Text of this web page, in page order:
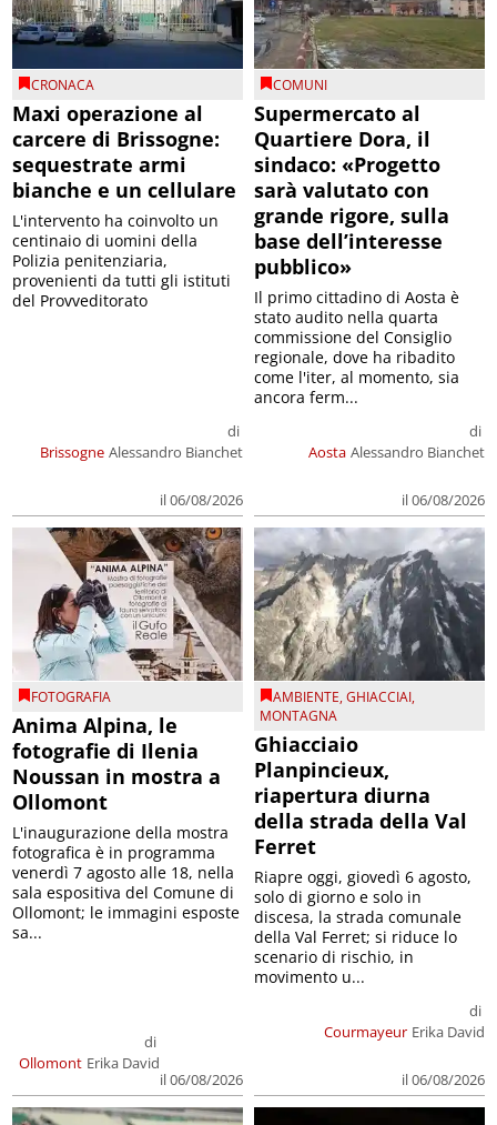
CRONACA
Maxi operazione al
carcere di Brissogne:
sequestrate armi
bianche e un cellulare
Brissogne
di
Alessandro Bianchet
il 06/08/2026
L'intervento ha coinvolto un
centinaio di uomini della
Polizia penitenziaria,
provenienti da tutti gli istituti
del Provveditorato
COMUNI
Supermercato al
Quartiere Dora, il
sindaco: «Progetto
sarà valutato con
grande rigore, sulla
base dell’interesse
pubblico»
Aosta
di
Alessandro Bianchet
il 06/08/2026
Il primo cittadino di Aosta è
stato audito nella quarta
commissione del Consiglio
regionale, dove ha ribadito
come l'iter, al momento, sia
ancora ferm...
FOTOGRAFIA
Anima Alpina, le
fotografie di Ilenia
Noussan in mostra a
Ollomont
Ollomont
di
Erika David
il 06/08/2026
L'inaugurazione della mostra
fotografica è in programma
venerdì 7 agosto alle 18, nella
sala espositiva del Comune di
Ollomont; le immagini esposte
sa...
AMBIENTE,GHIACCIAI,
MONTAGNA
Ghiacciaio
Planpincieux,
riapertura diurna
della strada della Val
Ferret
Courmayeur
di
Erika David
il 06/08/2026
Riapre oggi, giovedì 6 agosto,
solo di giorno e solo in
discesa, la strada comunale
della Val Ferret; si riduce lo
scenario di rischio, in
movimento u...